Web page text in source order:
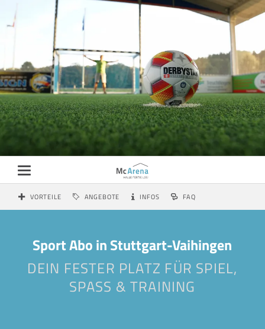
VORTEILE ANGEBOTE INFOS FAQ
Sport Abo in Stuttgart-Vaihingen
DEIN FESTER PLATZ FÜR SPIEL,
SPASS & TRAINING